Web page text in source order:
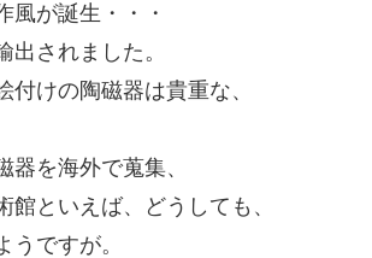
風が誕生・・・
されました。
けの陶磁器は貴重な、
を海外で蒐集、
といえば、どうしても、
ですが。